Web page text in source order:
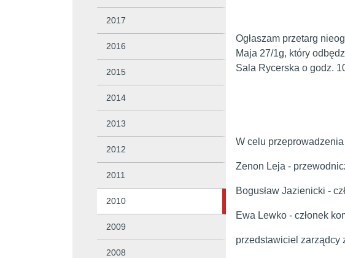
2017
2016
2015
2014
2013
2012
2011
2010
2009
2008
Ogłaszam przetarg
Maja 27/1g, który
Sala Rycerska o godz.
W celu
Zenon Leja -
Bogusław Jazienicki -
Ewa Lewko - członek
przedstawiciel zarządcy